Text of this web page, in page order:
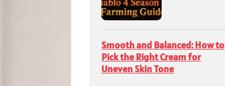
Smooth and Balanced: How to
Pick the Right Cream for
Uneven Skin Tone